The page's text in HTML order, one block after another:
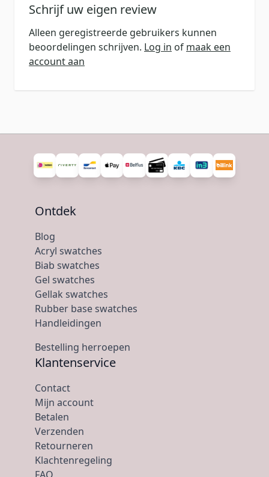
Schrijf uw eigen review
Alleen geregistreerde gebruikers kunnen
beoordelingen schrijven. Log in of maak een
account aan
Ontdek
Blog
Acryl swatches
Biab swatches
Gel swatches
Gellak swatches
Rubber base swatches
Handleidingen
Bestelling herroepen
Klantenservice
Contact
Mijn account
Betalen
Verzenden
Retourneren
Klachtenregeling